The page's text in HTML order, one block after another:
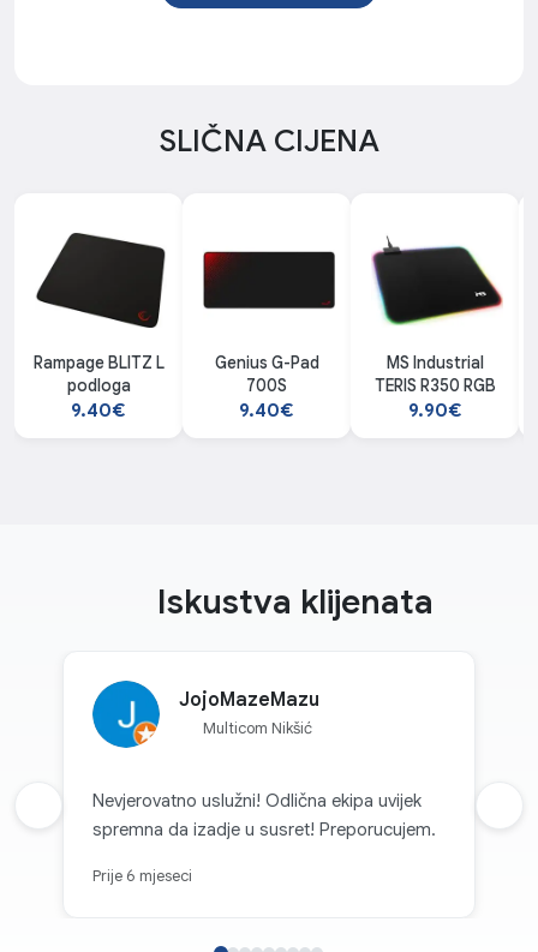
SLIČNA CIJENA
Rampage BLITZ L
podloga
9.40€
Genius G-Pad
700S
9.40€
MS Industrial
TERIS R350 RGB
9.90€
Iskustva klijenata
JojoMazeMazu
Multicom Nikšić
Nevjerovatno uslužni! Odlična ekipa uvijek
spremna da izadje u susret! Preporucujem.
Prije 6 mjeseci
Prethodna recenzija